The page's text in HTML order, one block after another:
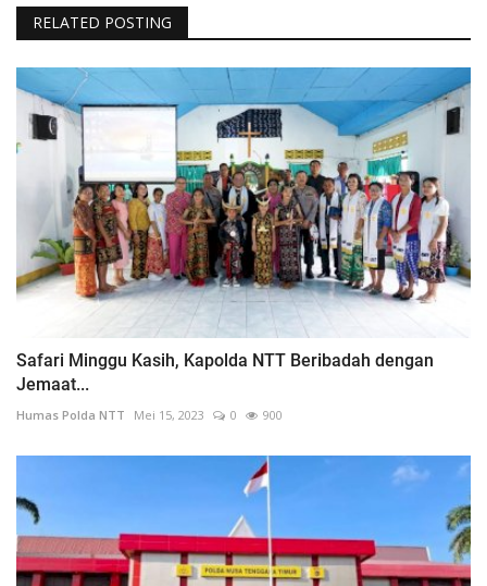
RELATED POSTING
Safari Minggu Kasih, Kapolda NTT Beribadah dengan
Jemaat...
Humas Polda NTT Mei 15, 2023 0 900